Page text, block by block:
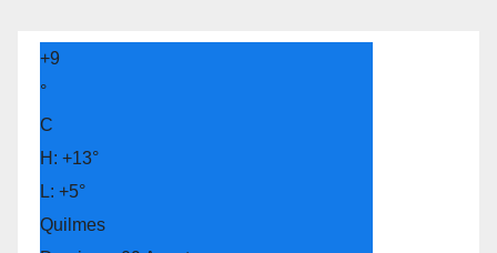
+9
°
C
H: +13°
L: +5°
Quilmes